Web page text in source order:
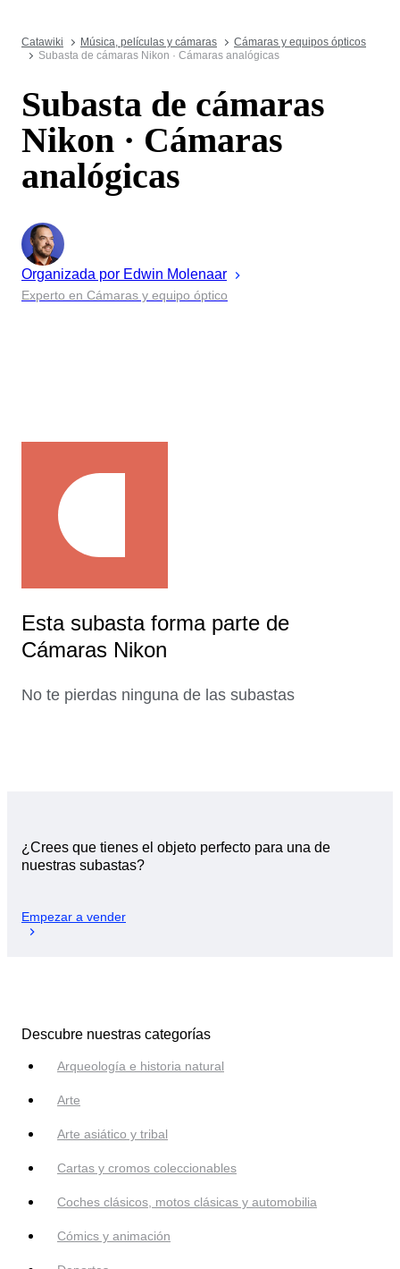
Catawiki Música, películas y cámaras
Cámaras y equipos ópticos
Subasta de cámaras Nikon · Cámaras analógicas
Subasta de cámaras
Nikon · Cámaras
analógicas
Organizada por Edwin Molenaar
Experto en Cámaras y equipo óptico
Esta subasta forma parte de
Cámaras Nikon
No te pierdas ninguna de las subastas
¿Crees que tienes el objeto perfecto para una de
nuestras subastas?
Empezar a vender
Descubre nuestras categorías
Arqueología e historia natural
Arte
Arte asiático y tribal
Cartas y cromos coleccionables
Coches clásicos, motos clásicas y automobilia
Cómics y animación